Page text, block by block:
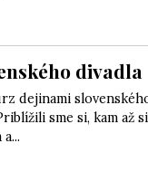
divadla
dejinami
sme si, kam až